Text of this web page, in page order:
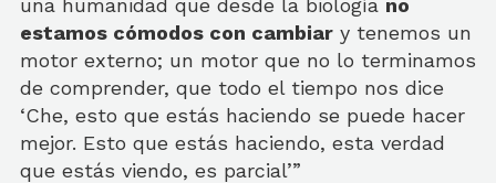
una humanidad que desde la biología no
estamos cómodos con cambiar y tenemos un
motor externo; un motor que no lo terminamos
de comprender, que todo el tiempo nos dice
‘Che, esto que estás haciendo se puede hacer
mejor. Esto que estás haciendo, esta verdad
que estás viendo, es parcial’”